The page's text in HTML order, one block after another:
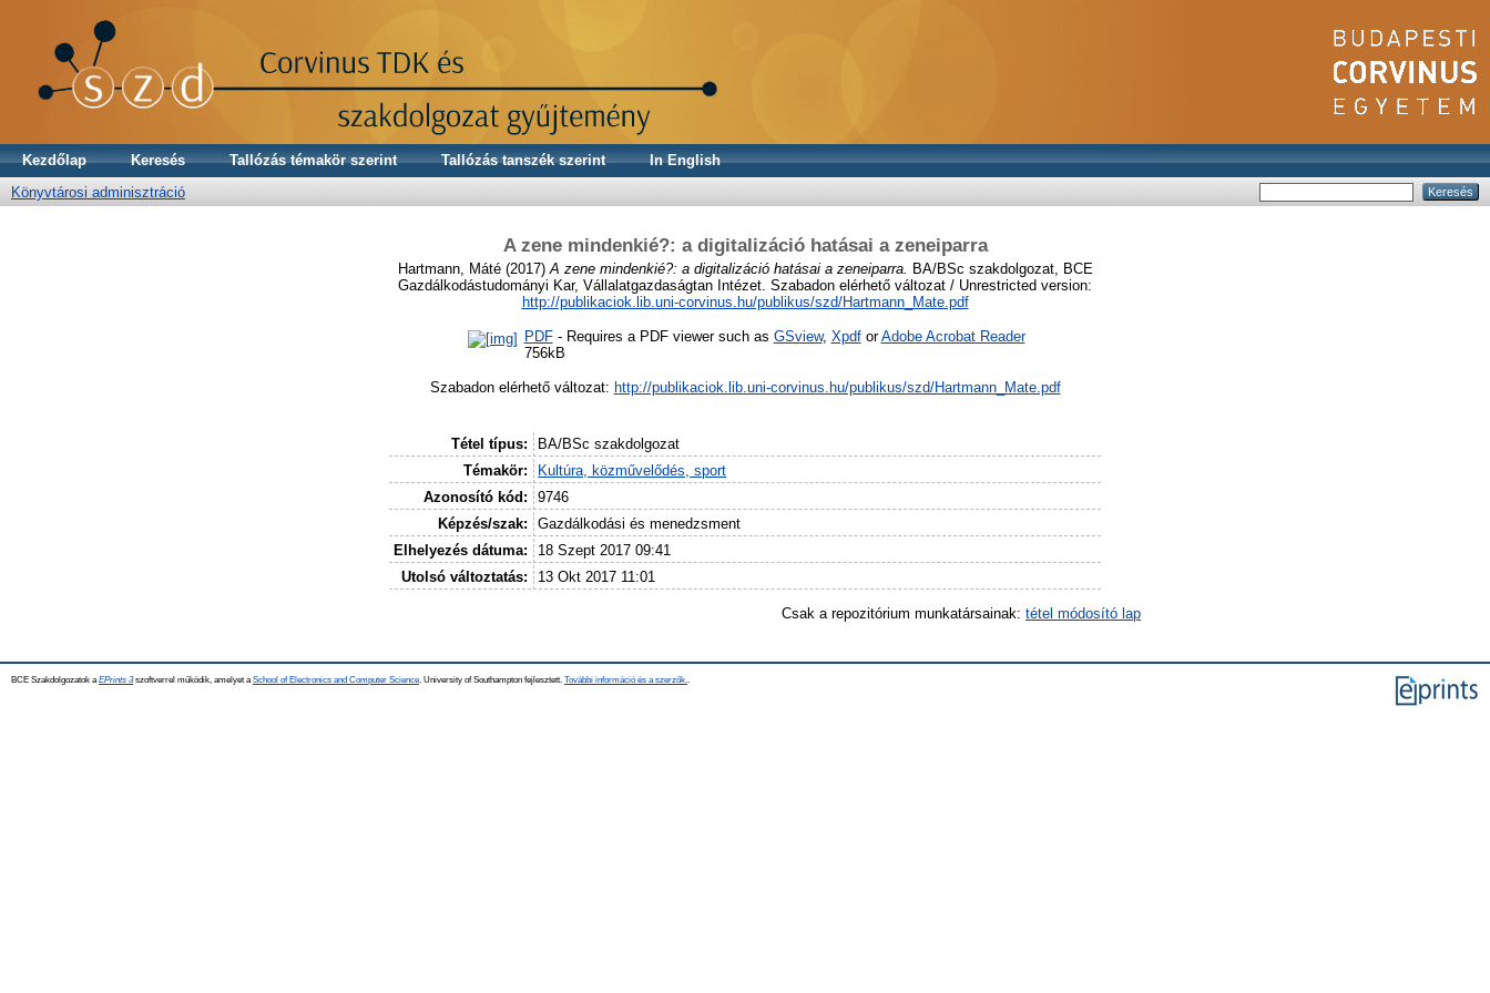
Kezdőlap Keresés Tallózás témakör szerint Tallózás tanszék szerint
In English
Könyvtárosi adminisztráció
A zene mindenkié?: a digitalizáció hatásai a zeneiparra
Hartmann, Máté(2017) A zene mindenkié?: a digitalizáció hatásai a zeneiparra.
BA/BSc szakdolgozat, BCE
Gazdálkodástudományi Kar, Vállalatgazdaságtan Intézet. Szabadon elérhető változat / Unrestricted version:
http://publikaciok.lib.uni-corvinus.hu/publikus/szd/Hartmann_Mate.pdf
PDF- Requires a PDF viewer such as GSview, XpdforAdobe Acrobat Reader
756kB
Szabadon elérhető változat: http://publikaciok.lib.uni-corvinus.hu/publikus/szd/Hartmann_Mate.pdf
Tétel típus:
BA/BSc szakdolgozat
Témakör:
Kultúra, közművelődés, sport
Azonosító kód:
9746
Képzés/szak:
Gazdálkodási és menedzsment
Elhelyezés dátuma:
18 Szept 2017 09:41
Utolsó változtatás:
13 Okt 2017 11:01
Csak a repozitórium munkatársainak: tétel módosító lap
BCE Szakdolgozatok a EPrints 3szoftverrel működik, amelyet a School of Electronics and Computer Science, University of Southampton fejlesztett. További információ és a szerzők.